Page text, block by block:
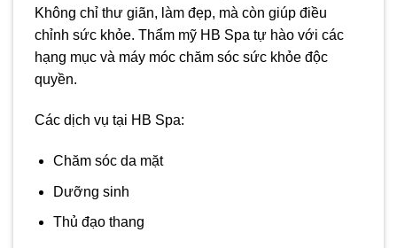
Không chỉ thư giãn, làm đẹp, mà còn giúp điều
chỉnh sức khỏe. Thẩm mỹ HB Spa tự hào với các
hạng mục và máy móc chăm sóc sức khỏe độc
quyền.
Các dịch vụ tại HB Spa:
Chăm sóc da mặt
Dưỡng sinh
Thủ đạo thang